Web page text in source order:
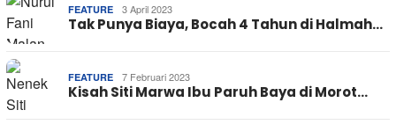
FEATURE 3 April 2023
Tak Punya Biaya, Bocah 4 Tahun di Halmah…
FEATURE 7 Februari 2023
Kisah Siti Marwa Ibu Paruh Baya di Morot…